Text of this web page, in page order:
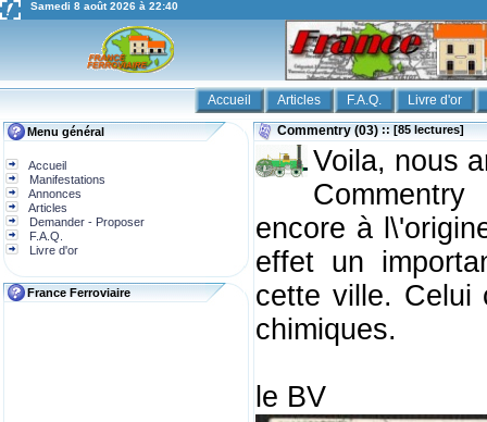
Samedi 8 août 2026 à 22:40
Accueil Articles F.A.Q. Livre d'or
Menu général
Accueil
Manifestations
Annonces
Articles
Demander - Proposer
F.A.Q.
Livre d'or
France Ferroviaire
Commentry (03) :: [85 lectures]
Voila, nous
encore à
effet un
cette ville. Celui
chimiques.
le BV